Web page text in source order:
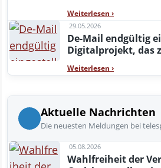
Weiterlesen ›
29.05.2026
De-Mail endgültig
Digitalprojekt, das
Weiterlesen ›
Aktuelle Nachrichten
Die neuesten Meldungen bei
05.08.2026
Wahlfreiheit der